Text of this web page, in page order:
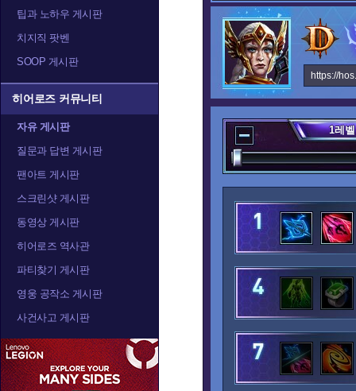
팁과 노하우 게시판
치지직 팟벤
SOOP 게시판
히어로즈 커뮤니티
자유 게시판
질문과 답변 게시판
팬아트 게시판
스크린샷 게시판
동영상 게시판
히어로즈 역사관
파티찾기 게시판
영웅 공작소 게시판
사건사고 게시판
레오릭 레이너
말티엘 말퓨리온
발라 발리라 블
아나 아눕아락 아
알렉스트라자 오르피아
https://
1레벨